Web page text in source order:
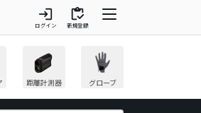
login
ログイン
inventory
新規登録
距離計測器 グローブ